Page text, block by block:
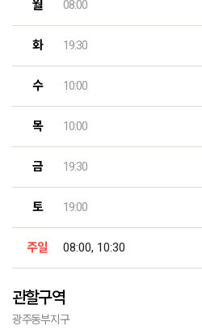
월 08:00
화 19:30
수 10:00
목 10:00
금 19:30
토 19:00
주일 08:00, 10:30
관할구역
광주동부지구